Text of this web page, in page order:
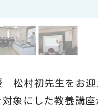
松村初先生をお迎
象にした教養講